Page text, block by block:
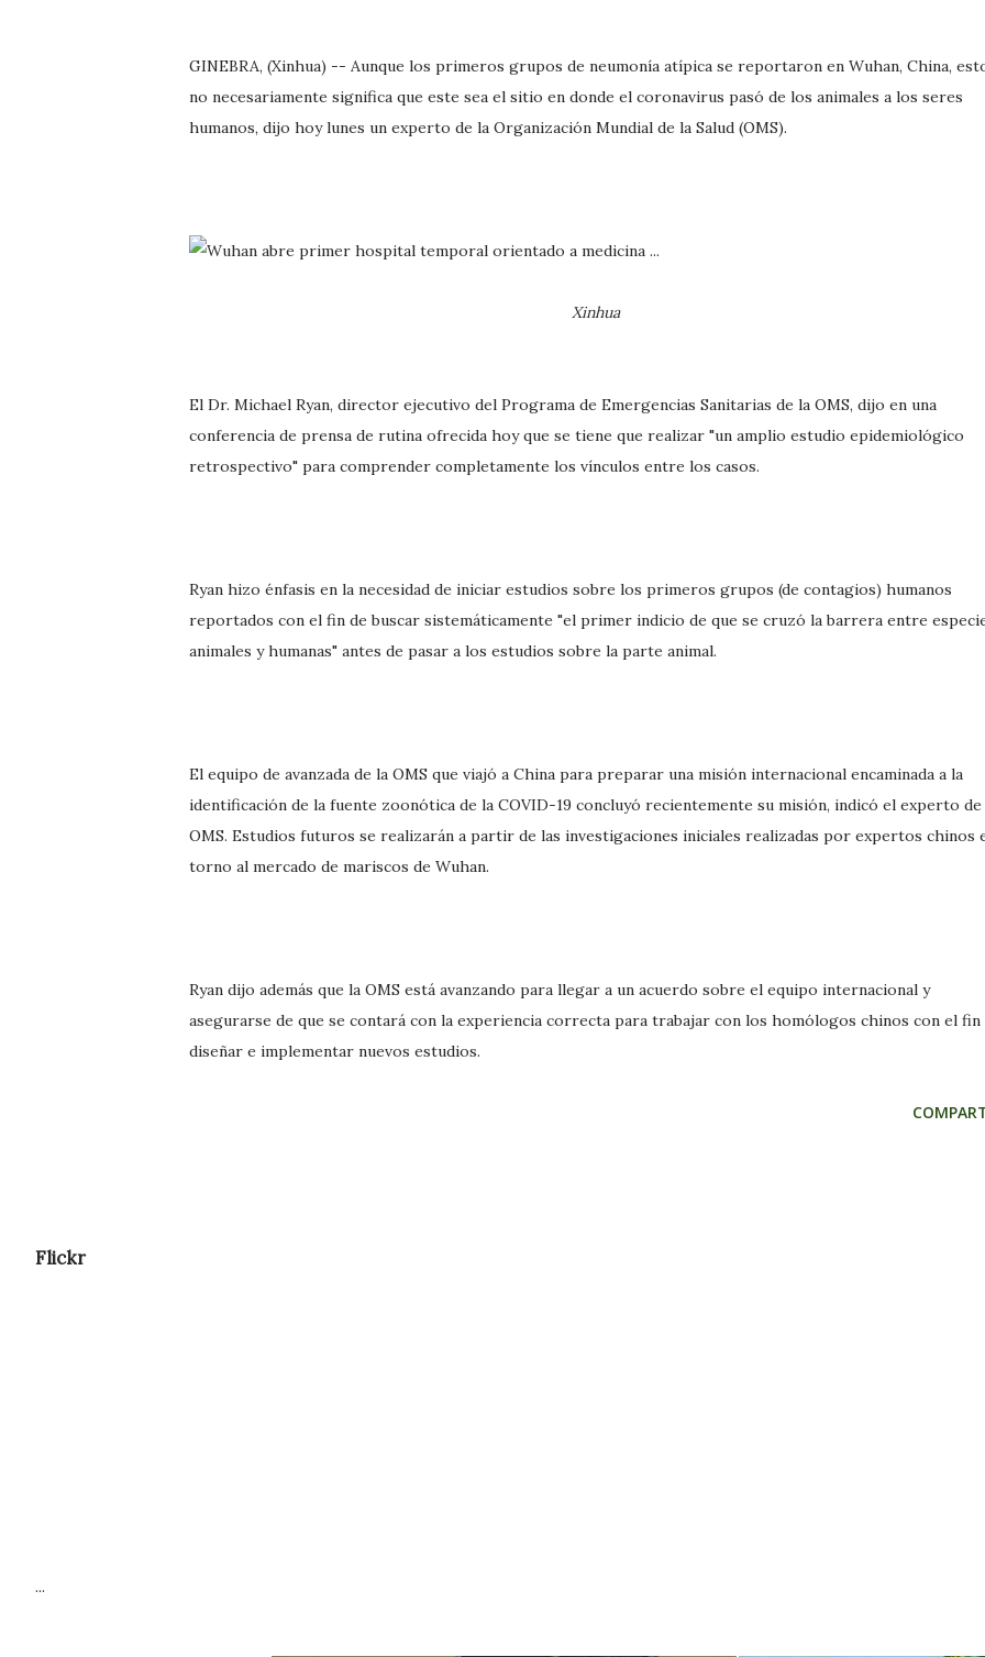
GINEBRA, (Xinhua) -- Aunque los primeros grupos de neumonía atípica se reportaron en Wuhan, China,
no necesariamente significa que este sea el sitio en donde el coronavirus pasó de los animales a los seres
humanos, dijo hoy lunes un experto de la Organización Mundial de la Salud (OMS).
Xinhua
El Dr. Michael Ryan, director ejecutivo del Programa de Emergencias Sanitarias de la OMS, dijo en una
conferencia de prensa de rutina ofrecida hoy que se tiene que realizar "un amplio estudio epidemiológico
retrospectivo" para comprender completamente los vínculos entre los casos.
Ryan hizo énfasis en la necesidad de iniciar estudios sobre los primeros grupos (de contagios) humanos
reportados con el fin de buscar sistemáticamente "el primer indicio de que se cruzó la barrera entre
animales y humanas" antes de pasar a los estudios sobre la parte animal.
El equipo de avanzada de la OMS que viajó a China para preparar una misión internacional encaminada a la
identificación de la fuente zoonótica de la COVID-19 concluyó recientemente su misión, indicó el experto de
OMS. Estudios futuros se realizarán a partir de las investigaciones iniciales realizadas por expertos chinos
torno al mercado de mariscos de Wuhan.
Ryan dijo además que la OMS está avanzando para llegar a un acuerdo sobre el equipo internacional y
asegurarse de que se contará con la experiencia correcta para trabajar con los homólogos chinos con el fin
diseñar e implementar nuevos estudios.
Flickr
...